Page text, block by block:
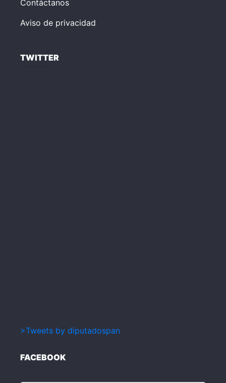
Contáctanos
Aviso de privacidad
TWITTER
>Tweets by diputadospan
FACEBOOK